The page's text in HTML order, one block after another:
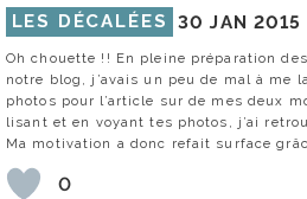
LES DÉCALÉES 30 JAN 2015
Oh chouette !! En pleine préparation
notre blog, j’avais un peu de mal à me
photos pour l’article sur de mes deux
lisant et en voyant tes photos, j’ai
Ma motivation a donc refait surface
0